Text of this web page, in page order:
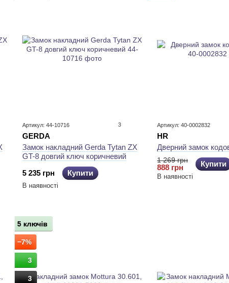
Артикул: 44-10716 3
GERDA
Замок накладний Gerda Tytan ZX
GT-8 довгий ключ коричневий
5 235 грн
Купити
В наявності
Артикул: 40-0002832
HR
Дверний замок
1 269 грн
888 грн Купити
В наявності
5 ключів
−7%
3
3